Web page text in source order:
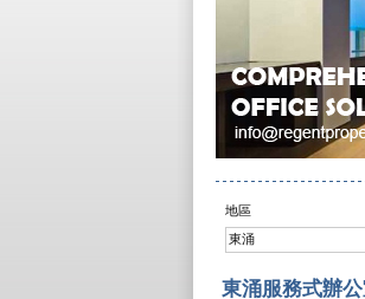
地區
東涌
東涌服務式辦